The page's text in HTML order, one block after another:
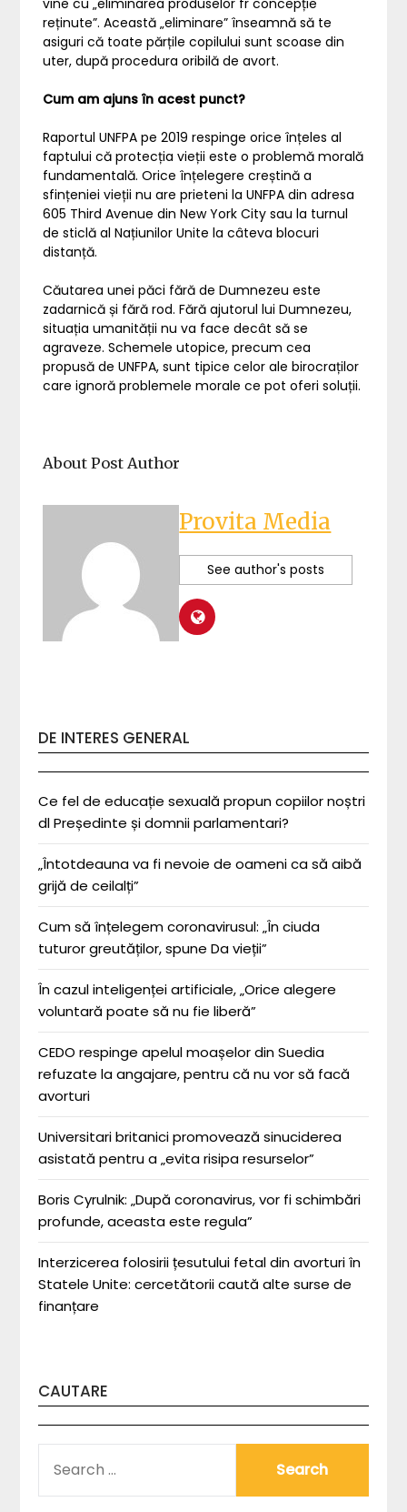
vine cu „eliminarea produselor fr concepție
reținute”. Această „eliminare” înseamnă să te
asiguri că toate părțile copilului sunt scoase din
uter, după procedura oribilă de avort.
Cum am ajuns în acest punct?
Raportul UNFPA pe 2019 respinge orice înțeles al
faptului că protecția vieții este o problemă morală
fundamentală. Orice înțelegere creștină a
sfințeniei vieții nu are prieteni la UNFPA din adresa
605 Third Avenue din New York City sau la turnul
de sticlă al Națiunilor Unite la câteva blocuri
distanță.
Căutarea unei păci fără de Dumnezeu este
zadarnică și fără rod. Fără ajutorul lui Dumnezeu,
situația umanității nu va face decât să se
agraveze. Schemele utopice, precum cea
propusă de UNFPA, sunt tipice celor ale birocraților
care ignoră problemele morale ce pot oferi soluții.
About Post Author
Provita Media
See author's posts
DE INTERES GENERAL
Ce fel de educație sexuală propun copiilor noștri
dl Președinte și domnii parlamentari?
„Întotdeauna va fi nevoie de oameni ca să aibă
grijă de ceilalți”
Cum să înțelegem coronavirusul: „În ciuda
tuturor greutăților, spune Da vieții”
În cazul inteligenței artificiale, „Orice alegere
voluntară poate să nu fie liberă”
CEDO respinge apelul moașelor din Suedia
refuzate la angajare, pentru că nu vor să facă
avorturi
Universitari britanici promovează sinuciderea
asistată pentru a „evita risipa resurselor”
Boris Cyrulnik: „După coronavirus, vor fi schimbări
profunde, aceasta este regula”
Interzicerea folosirii țesutului fetal din avorturi în
Statele Unite: cercetătorii caută alte surse de
finanțare
CAUTARE
FOR: